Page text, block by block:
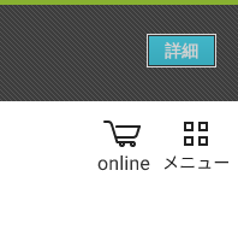
online
詳細